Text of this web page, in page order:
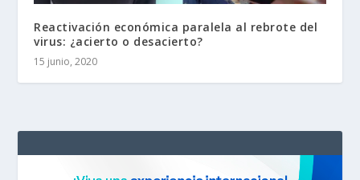
Reactivación económica paralela al rebrote del
virus: ¿acierto o desacierto?
15 junio, 2020